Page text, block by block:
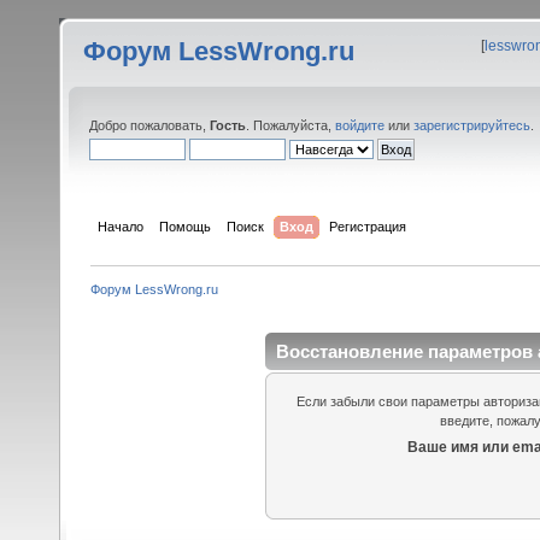
Форум LessWrong.ru [
Добро пожаловать, Гость . Пожалуйста, войдите или зарегистрируйтесь
Начало Помощь Поиск Вход Регистрация
Форум LessWrong.ru
Восстановление параметров
Если забыли свои параметры
введите,
Ваше имя или